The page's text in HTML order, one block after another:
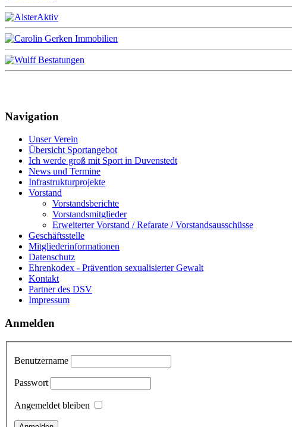
Navigation
Unser Verein
Übersicht Sportangebot
Ich werde groß mit Sport in Duvenstedt
News und Termine
Infrastrukturprojekte
Vorstand
Vorstandsberichte
Vorstandsmitglieder
Erweiterter Vorstand / Refarate / Vorstandsausschüsse
Geschäftsstelle
Mitgliederinformationen
Datenschutz
Ehrenkodex - Prävention sexualisierter Gewalt
Kontakt
Partner des DSV
Impressum
Anmelden
Benutzername
Passwort
Angemeldet bleiben